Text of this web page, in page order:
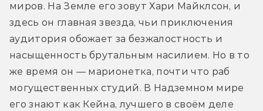
миров. На Земле его зовут Хари Майклсон, и
здесь он главная звезда, чьи приключения
аудитория обожает за безжалостность и
насыщенность брутальным насилием. Но в то
же время он — марионетка, почти что раб
могущественных студий. В Надземном мире
его знают как Кейна, лучшего в своём деле